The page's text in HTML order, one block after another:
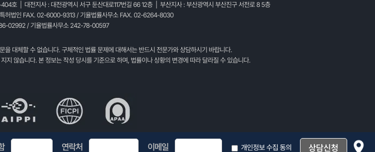
호 | 대전지사 : 대전광역시 서구 둔산대로117번길 66 12층 | 부산지사 : 부산광역시 부산진구 서전로 8 5층
허법인 FAX. 02-6000-9313 / 기율법률사무소 FAX. 02-6264-8030
02992 / 기율법률사무소 242-78-00597
대체할 수 없습니다. 구체적인 법률 문제에 대해서는 반드시 전문가와 상담하시기 바랍니다.
지 않습니다. 본 정보는 작성 당시를 기준으로 하며, 법률이나 상황의 변경에 따라 달라질 수 있습니다.
연락처 이메일 개인정보 수집 동의